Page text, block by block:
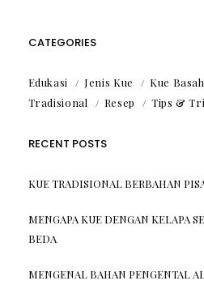
CATEGORIES
Edukasi Jenis Kue Kue Basah
Tradisional
Resep Tips &
RECENT POSTS
KUE TRADISIONAL BERBAHAN
MENGAPA KUE DENGAN KELAPA
BEDA
MENGENAL BAHAN PENGENTAL